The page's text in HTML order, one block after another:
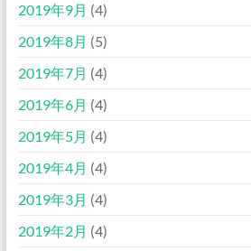
2019年9月 (4)
2019年8月 (5)
2019年7月 (4)
2019年6月 (4)
2019年5月 (4)
2019年4月 (4)
2019年3月 (4)
2019年2月 (4)